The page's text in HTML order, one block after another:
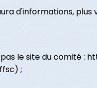
d'informations, plus
le site du comité :
;